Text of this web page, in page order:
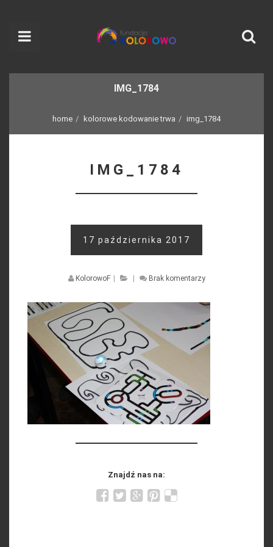
IMG_1784
home kolorowe kodowanie trwa img_1784
IMG_1784
17 października 2017
KolorowoF Brak komentarzy
Znajdź nas na: